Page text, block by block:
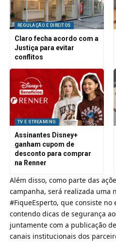
REGULAÇÃO E DIREITOS
Claro fecha acordo com a
Justiça para evitar
conflitos
TV E STREAMING
Assinantes Disney+
ganham cupom de
desconto para comprar
na Renner
Além disso, como parte das
campanha, será realizada uma
#FiqueEsperto, que consiste no
contendo dicas de segurança
juntamente com a publicação
canais institucionais dos